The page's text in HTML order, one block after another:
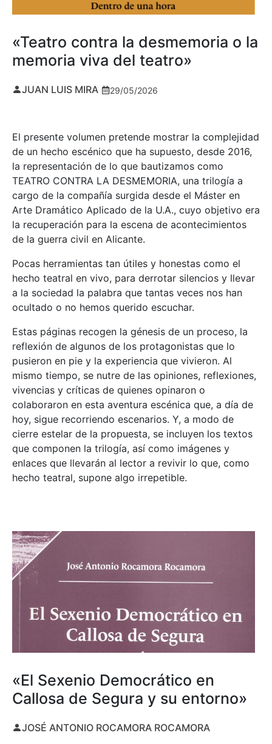
«Teatro contra la desmemoria o la
memoria viva del teatro»
JUAN LUIS MIRA 29/05/2026
El presente volumen pretende mostrar la complejidad
de un hecho escénico que ha supuesto, desde 2016,
la representación de lo que bautizamos como
TEATRO CONTRA LA DESMEMORIA, una trilogía a
cargo de la compañía surgida desde el Máster en
Arte Dramático Aplicado de la U.A., cuyo objetivo era
la recuperación para la escena de acontecimientos
de la guerra civil en Alicante.
Pocas herramientas tan útiles y honestas como el
hecho teatral en vivo, para derrotar silencios y llevar
a la sociedad la palabra que tantas veces nos han
ocultado o no hemos querido escuchar.
Estas páginas recogen la génesis de un proceso, la
reflexión de algunos de los protagonistas que lo
pusieron en pie y la experiencia que vivieron. Al
mismo tiempo, se nutre de las opiniones, reflexiones,
vivencias y críticas de quienes opinaron o
colaboraron en esta aventura escénica que, a día de
hoy, sigue recorriendo escenarios. Y, a modo de
cierre estelar de la propuesta, se incluyen los textos
que componen la trilogía, así como imágenes y
enlaces que llevarán al lector a revivir lo que, como
hecho teatral, supone algo irrepetible.
«El Sexenio Democrático en
Callosa de Segura y su entorno»
JOSÉ ANTONIO ROCAMORA ROCAMORA